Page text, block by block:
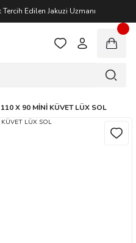
Edilen Jakuzi Uzmanı
110 X 90 MİNİ KÜVET LÜX SOL